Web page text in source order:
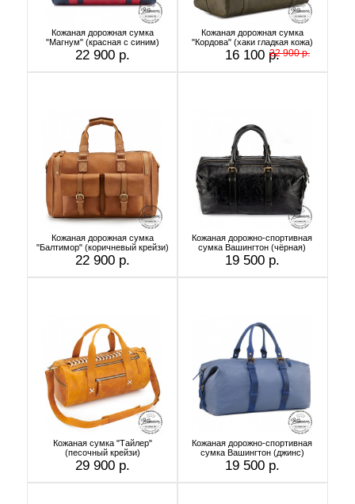
Кожаная дорожная сумка
"Магнум" (красная с синим)
22 900 р.
Кожаная дорожная сумка
"Кордова" (хаки гладкая кожа)
16 100 р.22 900 р.
Кожаная дорожная сумка
"Балтимор" (коричневый крейзи)
22 900 р.
Кожаная дорожно-спортивная
сумка Вашингтон (чёрная)
19 500 р.
Кожаная сумка "Тайлер"
(песочный крейзи)
29 900 р.
Кожаная дорожно-спортивная
сумка Вашингтон (джинс)
19 500 р.